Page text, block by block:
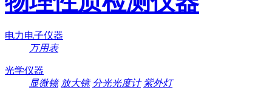
电力电子仪器
万用表
光学仪器
显微镜 放大镜 分光光度计 紫外灯